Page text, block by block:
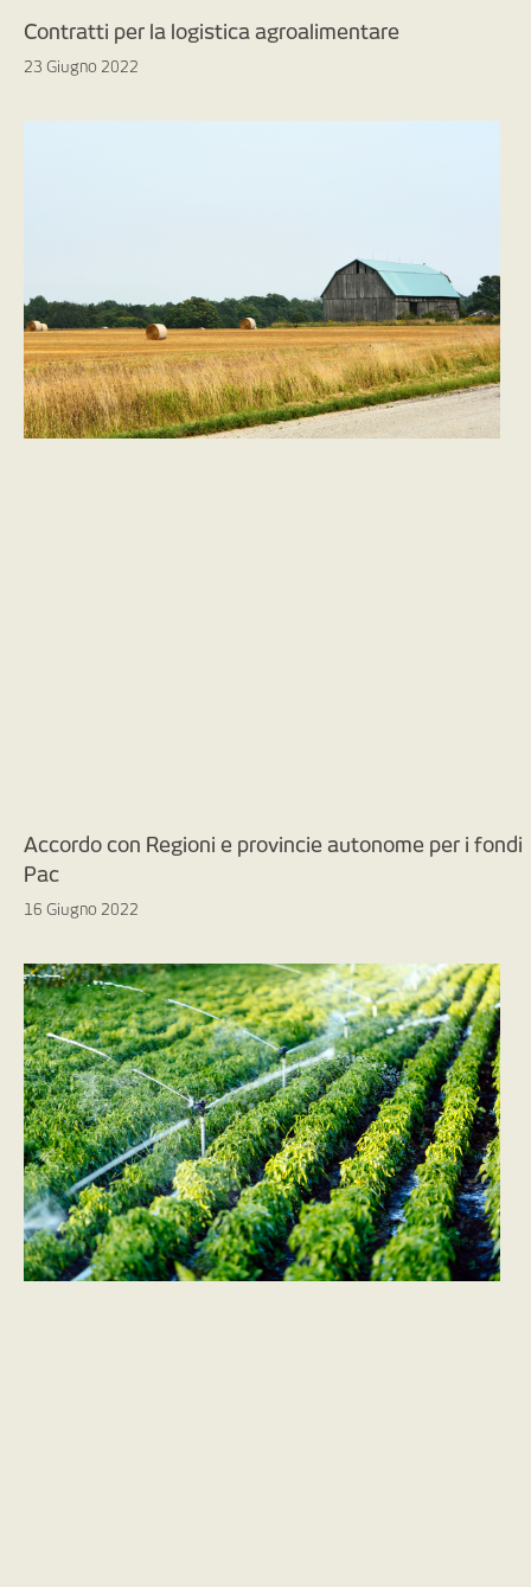
Contratti per la logistica agroalimentare
23 Giugno 2022
Accordo con Regioni e provincie autonome per i fondi
Pac
16 Giugno 2022